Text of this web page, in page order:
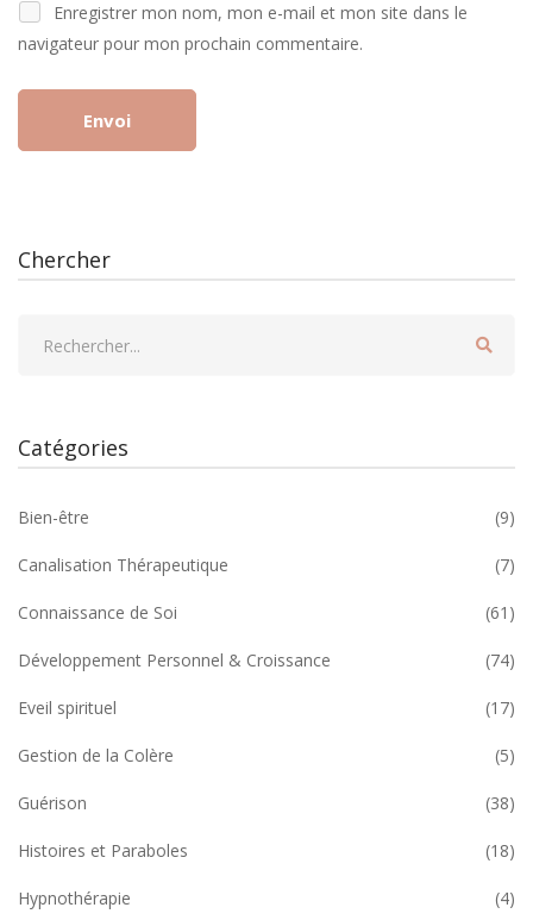
Enregistrer mon nom, mon e-mail et mon site dans le
navigateur pour mon prochain commentaire.
Chercher
Catégories
Bien-être (9)
Canalisation Thérapeutique (7)
Connaissance de Soi (61)
Développement Personnel & Croissance (74)
Eveil spirituel (17)
Gestion de la Colère (5)
Guérison (38)
Histoires et Paraboles (18)
Hypnothérapie (4)